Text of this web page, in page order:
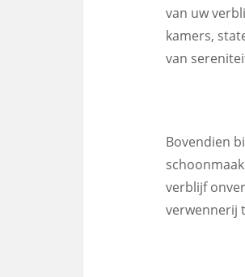
van uw
kamers,
van
Bovendien
verblijf
verwennerij